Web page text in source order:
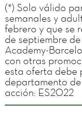
(*) Solo válido
semanales y
febrero y que se
de septiembre
Academy-
con otras
esta oferta debe
departamento
acción: ES2022